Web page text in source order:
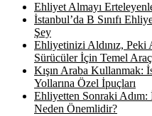
Ehliyet Almayı
İstanbul’da B Sınıfı
Şey
Ehliyetinizi Aldınız, Peki
Sürücüler İçin Temel
Kışın Araba Kullanmak:
Yollarına Özel İpuçları
Ehliyetten Sonraki
Neden Önemlidir?